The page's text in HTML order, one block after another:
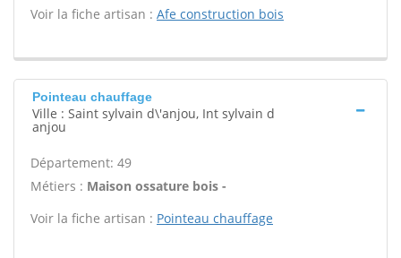
Voir la fiche artisan : Afe construction bois
Pointeau chauffage
Ville : Saint sylvain d\'anjou, Int sylvain d
anjou
Département: 49
Métiers : Maison ossature bois -
Voir la fiche artisan : Pointeau chauffage